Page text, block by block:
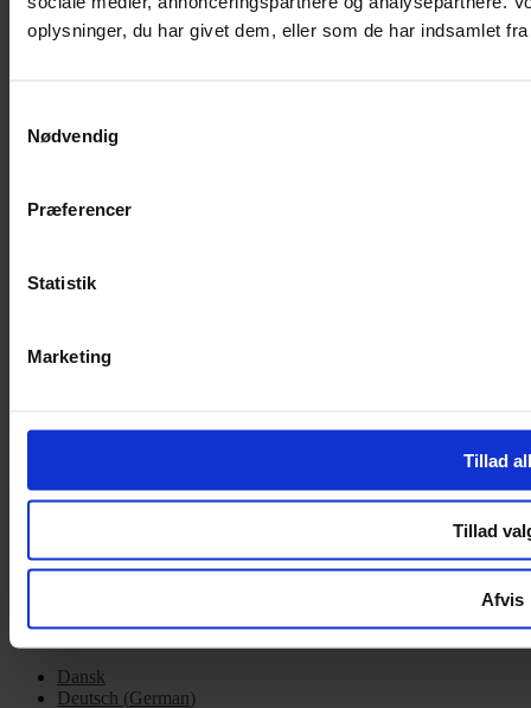
oplysninger, du har givet dem, eller som de har indsamlet
Nødvendig
Præferencer
Statistik
Marketing
Tillad
Tillad
Afvis
Facebook-f Instagram
Handelsbetingelser
Handelsbetingelser
Om Yarn Every Wear
Mandag – Fredag 10:00 – 17:30
Copyright © 2022.Design & hosting by Webhuset Ballum ApS
Dansk
Deutsch (German)